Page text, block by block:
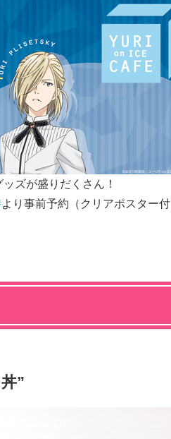
ズが盛りだくさん！
より事前予約（クリアポスター付
”